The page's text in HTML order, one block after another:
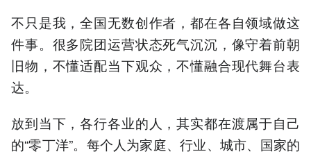
不只是我，全国无数创作者，都在各自领域做这
件事。很多院团运营状态死气沉沉，像守着前朝
旧物，不懂适配当下观众，不懂融合现代舞台表
达。
放到当下，各行各业的人，其实都在渡属于自己
的“零丁洋”。每个人为家庭、行业、城市、国家的